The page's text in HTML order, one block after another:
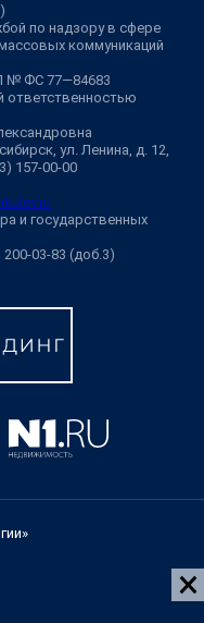
по надзору в сфере
коммуникаций
№ ФС 77—84683
ответственностью
ул. Ленина, д. 12,
157-00-00
и государственных
200-03-83 (доб.3)